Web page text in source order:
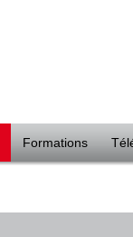
Formations